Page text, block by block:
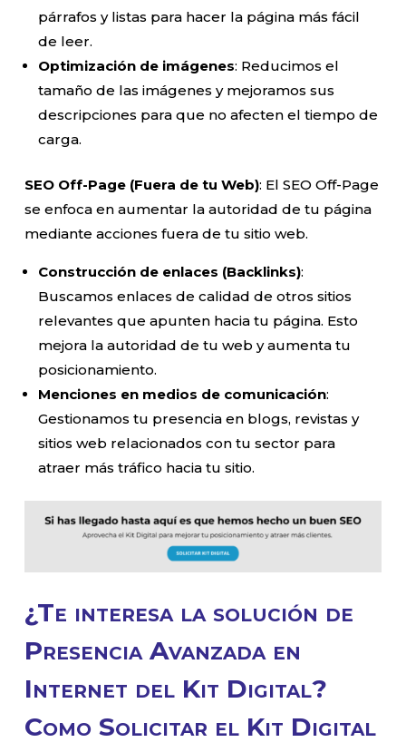
párrafos y listas para hacer la página más fácil
de leer.
Optimización de imágenes: Reducimos el
tamaño de las imágenes y mejoramos sus
descripciones para que no afecten el tiempo de
carga.
SEO Off-Page (Fuera de tu Web): El SEO Off-Page
se enfoca en aumentar la autoridad de tu página
mediante acciones fuera de tu sitio web.
Construcción de enlaces (Backlinks):
Buscamos enlaces de calidad de otros sitios
relevantes que apunten hacia tu página. Esto
mejora la autoridad de tu web y aumenta tu
posicionamiento.
Menciones en medios de comunicación:
Gestionamos tu presencia en blogs, revistas y
sitios web relacionados con tu sector para
atraer más tráfico hacia tu sitio.
¿Te interesa la solución de
Presencia Avanzada en
Internet del Kit Digital?
Como Solicitar el Kit Digital